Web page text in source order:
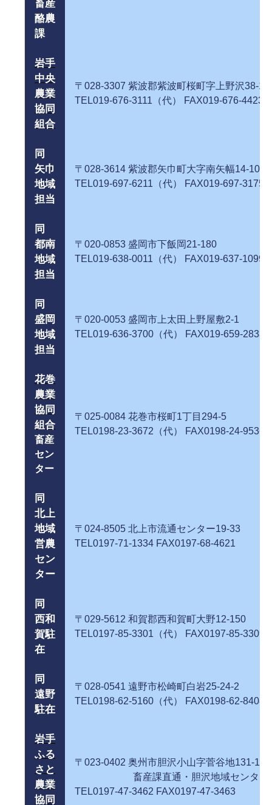
畜産
酪農
課
岩手
中央
農業
協同
組合
〒028-3307 紫波郡紫波町桜町字上野
TEL019-676-3111（代） FAX019-676-4423
同
矢巾
地域
担当
〒028-3614 紫波郡矢巾町大字南矢幅
TEL019-697-6211（代） FAX019-697-3175
同
都南
地域
担当
〒020-0853 盛岡市下飯岡
TEL019-638-0011（代） FAX019-637-1099
同
盛岡
地域
担当
〒020-0053 盛岡市上太田上野屋
TEL019-636-3700（代） FAX019-659-2833
花巻
農業
協同
組合
畜産
セン
ター
〒025-0084 花巻市桜町1丁目
TEL0198-23-3672（代） FAX0198-24-9536
同
北上
地域
営農
セン
ター
〒024-8505 北上市流通センター
TEL0197-71-1334 FAX0197-68-4621
同
西和
賀駐
在
〒029-5612 和賀郡西和賀町大野
TEL0197-85-3301（代） FAX0197-85-3309
同
遠野
駐在
〒028-0541 遠野市松崎町白岩25-
TEL0198-62-5160（代） FAX0198-62-8408
岩手
ふる
さと
農業
協同
〒023-0402 奥州市胆沢小山字菅谷地131-1
畜産課直通・胆沢地域センター
TEL0197-47-3462 FAX0197-47-3463